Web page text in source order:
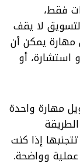
فقط،
لا يقف
يمكن أن
استشارة، أو
مهارة واحدة
إذا كنت
وواضحة.